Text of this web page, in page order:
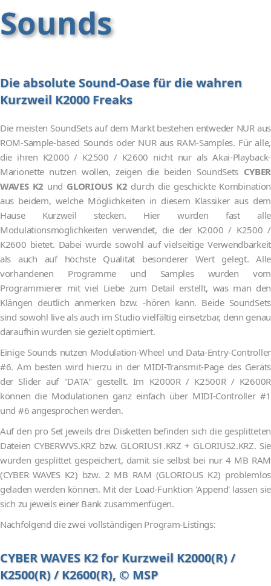
Sounds
Die absolute Sound-Oase für die wahren
Kurzweil K2000 Freaks
Die meisten SoundSets auf dem Markt bestehen entweder NUR aus
ROM-Sample-based Sounds oder NUR aus RAM-Samples. Für alle,
die ihren K2000 / K2500 / K2600 nicht nur als Akai-Playback-
Marionette nutzen wollen, zeigen die beiden SoundSets CYBER
WAVES K2 und GLORIOUS K2 durch die geschickte Kombination
aus beidem, welche Möglichkeiten in diesem Klassiker aus dem
Hause Kurzweil stecken. Hier wurden fast alle
Modulationsmöglichkeiten verwendet, die der K2000 / K2500 /
K2600 bietet. Dabei wurde sowohl auf vielseitige Verwendbarkeit
als auch auf höchste Qualität besonderer Wert gelegt. Alle
vorhandenen Programme und Samples wurden vom
Programmierer mit viel Liebe zum Detail erstellt, was man den
Klängen deutlich anmerken bzw. -hören kann. Beide SoundSets
sind sowohl live als auch im Studio vielfältig einsetzbar, denn genau
daraufhin wurden sie gezielt optimiert.
Einige Sounds nutzen Modulation-Wheel und Data-Entry-Controller
#6. Am besten wird hierzu in der MIDI-Transmit-Page des Geräts
der Slider auf "DATA" gestellt. Im K2000R / K2500R / K2600R
können die Modulationen ganz einfach über MIDI-Controller #1
und #6 angesprochen werden.
Auf den pro Set jeweils drei Disketten befinden sich die gesplitteten
Dateien CYBERWVS.KRZ bzw. GLORIUS1.KRZ + GLORIUS2.KRZ. Sie
wurden gesplittet gespeichert, damit sie selbst bei nur 4 MB RAM
(CYBER WAVES K2) bzw. 2 MB RAM (GLORIOUS K2) problemlos
geladen werden können. Mit der Load-Funktion 'Append' lassen sie
sich zu jeweils einer Bank zusammenfügen.
Nachfolgend die zwei vollständigen Program-Listings:
CYBER WAVES K2 for Kurzweil K2000(R) /
K2500(R) / K2600(R), © MSP